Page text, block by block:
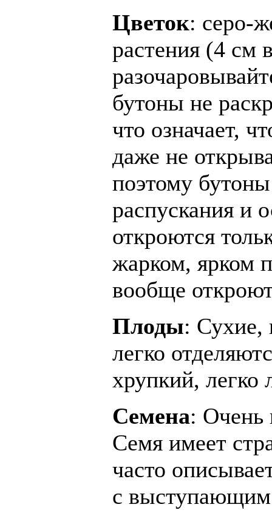
Цветок: серо-
растения (4 см
бутоны не
что означает,
даже не
поэтому
распускания и
откроются
жарком, ярком
вообще
Плоды: Сухие,
легко
хрупкий, легко
Семена:
Семя имеет
часто
с выступающим